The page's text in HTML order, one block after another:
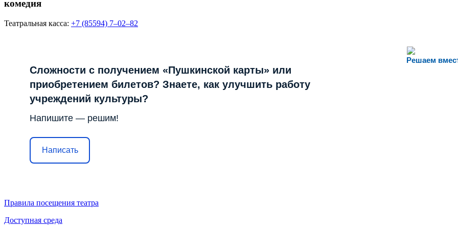
комедия
Театральная касса: +7 (85594) 7‒02‒82
Решаем
Сложности с получением «Пушкинской карты» или
приобретением билетов? Знаете, как улучшить работу
учреждений культуры?
Напишите — решим!
Написать
Правила посещения театра
Доступная среда